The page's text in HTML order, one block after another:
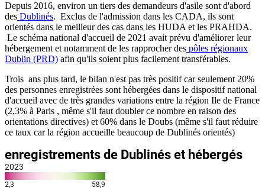
Depuis 2016, environ un tiers des demandeurs d'asile sont d'abord
des Dublinés. Exclus de l'admission dans les CADA, ils sont
orientés dans le meilleur des cas dans les HUDA et les PRAHDA.
Le schéma national d'accueil de 2021 avait prévu d'améliorer leur
hébergement et notamment de les rapprocher des pôles régionaux
Dublin (PRD) afin qu'ils soient plus facilement transférables.
Trois ans plus tard, le bilan n'est pas très positif car seulement 20%
des personnes enregistrées sont hébergées dans le dispositif national
d'accueil avec de très grandes variations entre la région Ile de France
(2,3% à Paris , même s'il faut doubler ce nombre en raison des
orientations directives) et 60% dans le Doubs (même s'il faut réduire
ce taux car la région accueille beaucoup de Dublinés orientés)